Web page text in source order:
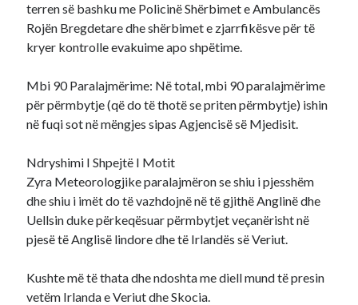
terren së bashku me Policinë Shërbimet e Ambulancës
Rojën Bregdetare dhe shërbimet e zjarrfikësve për të
kryer kontrolle evakuime apo shpëtime.
Mbi 90 Paralajmërime: Në total, mbi 90 paralajmërime
për përmbytje (që do të thotë se priten përmbytje) ishin
në fuqi sot në mëngjes sipas Agjencisë së Mjedisit.
Ndryshimi I Shpejtë I Motit
Zyra Meteorologjike paralajmëron se shiu i pjesshëm
dhe shiu i imët do të vazhdojnë në të gjithë Anglinë dhe
Uellsin duke përkeqësuar përmbytjet veçanërisht në
pjesë të Anglisë lindore dhe të Irlandës së Veriut.
Kushte më të thata dhe ndoshta me diell mund të presin
vetëm Irlanda e Veriut dhe Skocia.